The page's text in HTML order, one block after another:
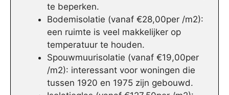
te beperken.
Bodemisolatie (vanaf €28,00per /m2):
een ruimte is veel makkelijker op
temperatuur te houden.
Spouwmuurisolatie (vanaf €19,00per
/m2): interessant voor woningen die
tussen 1920 en 1975 zijn gebouwd.